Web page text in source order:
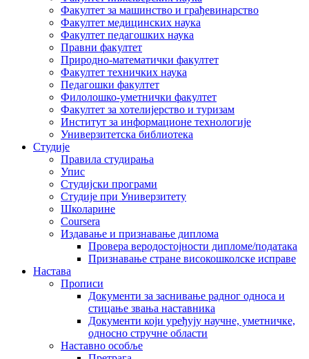
Факултет за машинство и грађевинарство
Факултет медицинских наука
Факултет педагошких наука
Правни факултет
Природно-математички факултет
Факултет техничких наука
Педагошки факултет
Филолошко-уметнички факултет
Факултет за хотелијерство и туризам
Институт за информационе технологије
Универзитетска библиотека
Студије
Правила студирања
Упис
Студијски програми
Студије при Универзитету
Школарине
Coursera
Издавање и признавање диплома
Провера веродостојности дипломе/података
Признавање стране високошколске исправе
Настава
Прописи
Документи за заснивање радног односа и
стицање звања наставника
Документи који уређују научне, уметничке,
односно стручне области
Наставно особље